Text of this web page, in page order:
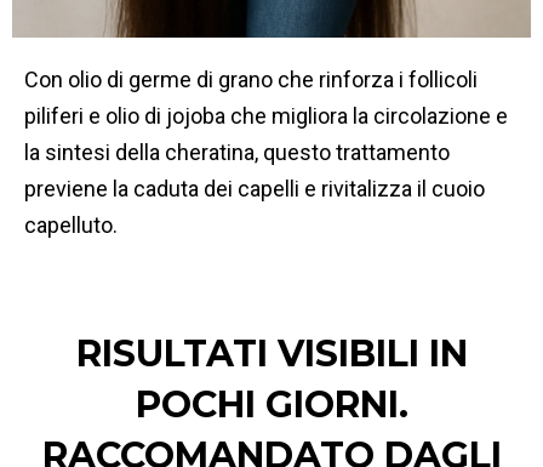
Con olio di germe di grano che rinforza i follicoli
piliferi e olio di jojoba che migliora la circolazione e
la sintesi della cheratina, questo trattamento
previene la caduta dei capelli e rivitalizza il cuoio
capelluto.
RISULTATI VISIBILI IN
POCHI GIORNI.
RACCOMANDATO DAGLI